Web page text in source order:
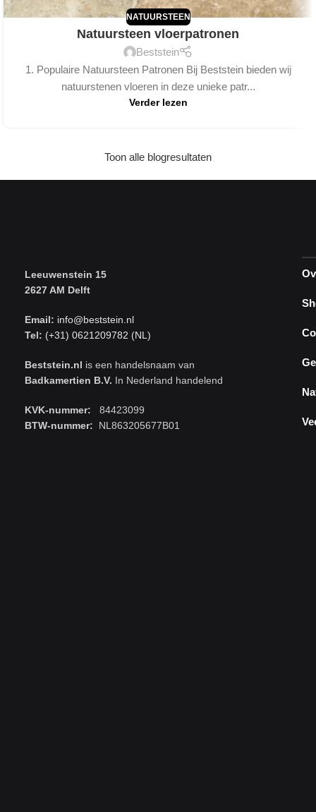
NATUURSTEEN
Natuursteen vloerpatronen
Beststein
1. Populaire Natuursteen Patronen Bij Beststein bieden wij
natuurstenen vloeren in deze unieke patr...
Verder lezen
Toon alle blogresultaten
Leeuwenstein 15
2627 AM Delft
Email: info@beststein.nl
Tel: (+31) 0621209782 (NL)
Beststein.nl is een handelsnaam van
Badkamertien B.V. In Nederland handelend
KVK-nummer: 84423099
BTW-nummer: NL863205677B01